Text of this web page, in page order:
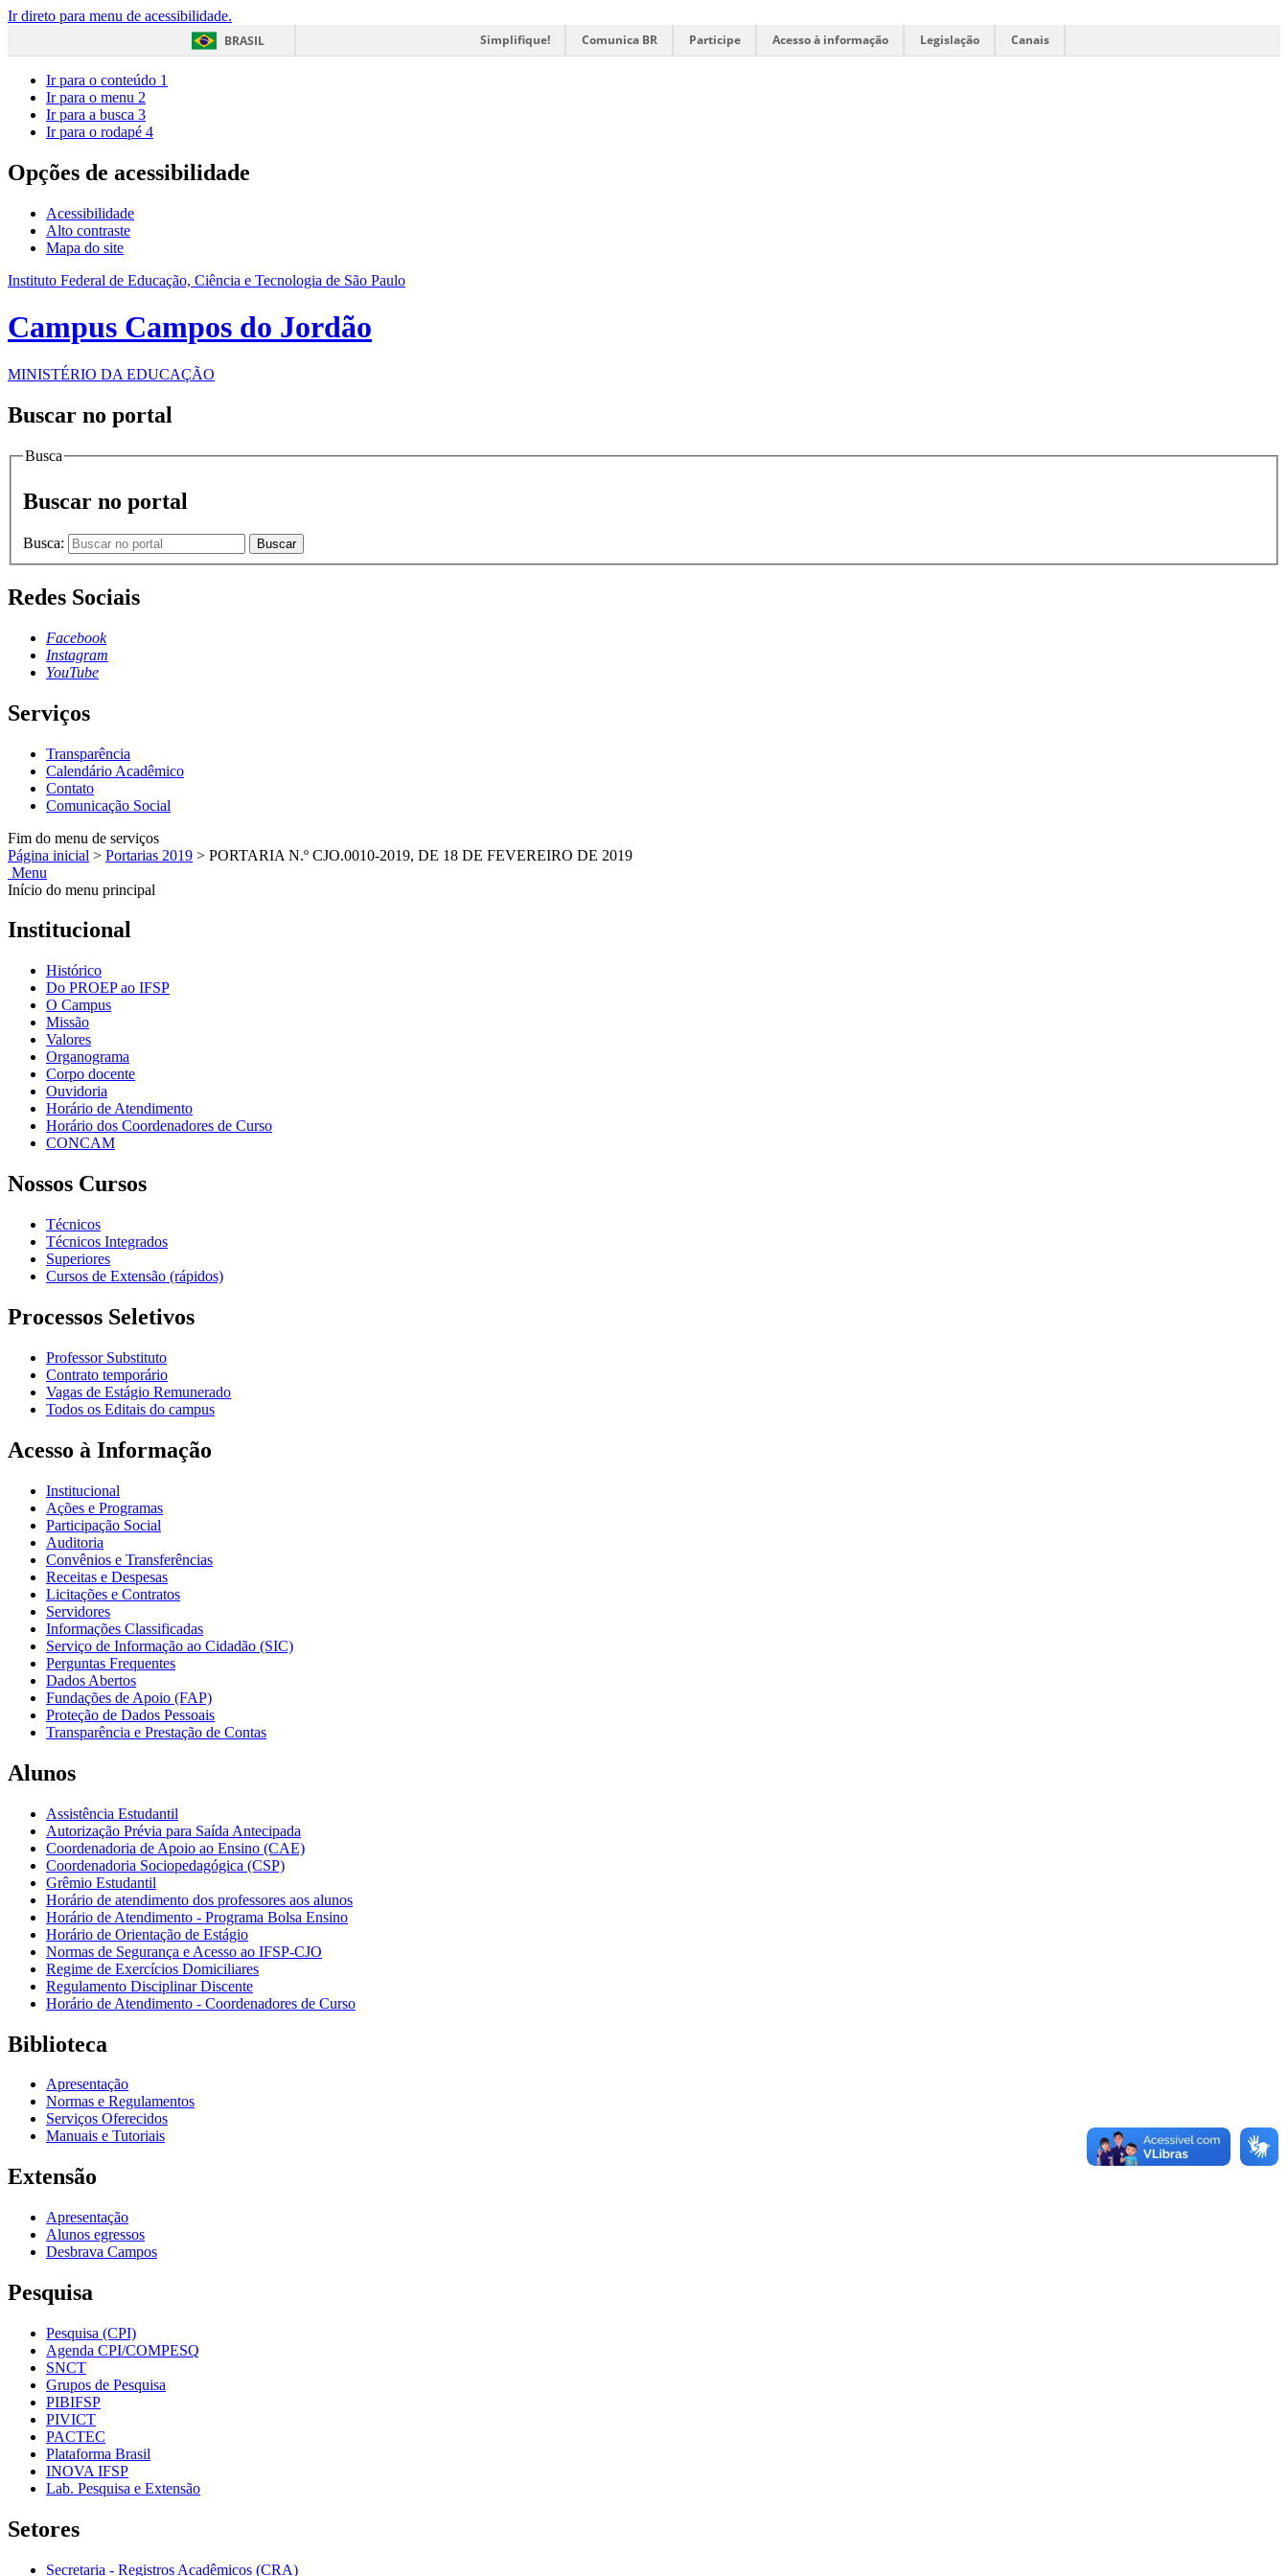
Ir direto para menu de acessibilidade.
BRASIL
Simplifique! Comunica BR Participe Acesso à informação Legislação Canais
Ir para o conteúdo 1
Ir para o menu 2
Ir para a busca 3
Ir para o rodapé 4
Opções de acessibilidade
Acessibilidade
Alto contraste
Mapa do site
Instituto Federal de Educação, Ciência e Tecnologia de São Paulo
Campus Campos do Jordão
MINISTÉRIO DA EDUCAÇÃO
Buscar no portal
Busca
Buscar no portal
Busca: Buscar
Redes Sociais
Facebook
Instagram
YouTube
Serviços
Transparência
Calendário Acadêmico
Contato
Comunicação Social
Fim do menu de serviços
Página inicial > Portarias 2019 > PORTARIA N.º CJO.0010-2019, DE 18 DE FEVEREIRO DE 2019
Menu
Início do menu principal
Institucional
Histórico
Do PROEP ao IFSP
O Campus
Missão
Valores
Organograma
Corpo docente
Ouvidoria
Horário de Atendimento
Horário dos Coordenadores de Curso
CONCAM
Nossos Cursos
Técnicos
Técnicos Integrados
Superiores
Cursos de Extensão (rápidos)
Processos Seletivos
Professor Substituto
Contrato temporário
Vagas de Estágio Remunerado
Todos os Editais do campus
Acesso à Informação
Institucional
Ações e Programas
Participação Social
Auditoria
Convênios e Transferências
Receitas e Despesas
Licitações e Contratos
Servidores
Informações Classificadas
Serviço de Informação ao Cidadão (SIC)
Perguntas Frequentes
Dados Abertos
Fundações de Apoio (FAP)
Proteção de Dados Pessoais
Transparência e Prestação de Contas
Alunos
Assistência Estudantil
Autorização Prévia para Saída Antecipada
Coordenadoria de Apoio ao Ensino (CAE)
Coordenadoria Sociopedagógica (CSP)
Grêmio Estudantil
Horário de atendimento dos professores aos alunos
Horário de Atendimento - Programa Bolsa Ensino
Horário de Orientação de Estágio
Normas de Segurança e Acesso ao IFSP-CJO
Regime de Exercícios Domiciliares
Regulamento Disciplinar Discente
Horário de Atendimento - Coordenadores de Curso
Biblioteca
Apresentação
Normas e Regulamentos
Serviços Oferecidos
Manuais e Tutoriais
Extensão
Apresentação
Alunos egressos
Desbrava Campos
Pesquisa
Pesquisa (CPI)
Agenda CPI/COMPESQ
SNCT
Grupos de Pesquisa
PIBIFSP
PIVICT
PACTEC
Plataforma Brasil
INOVA IFSP
Lab. Pesquisa e Extensão
Setores
Secretaria - Registros Acadêmicos (CRA)